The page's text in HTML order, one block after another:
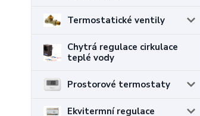
Termostatické ventily
Chytrá regulace cirkulace
teplé vody
Prostorové termostaty
Ekvitermní regulace